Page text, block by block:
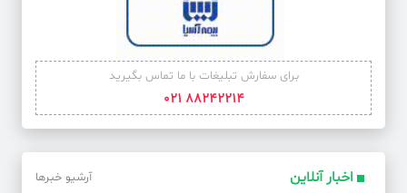
برای سفارش تبلیغات با ما تماس بگیرید
88242214 021
اخبار آنلاین آرشیو خبرها
پوشاک زنانه